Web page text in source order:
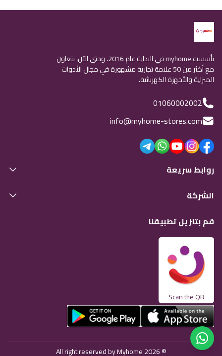
تأسست myhome في البداية عام 2016، وحتى الآن، نتعاون
مع أكثر من 50 علامة تجارية مشهورة في مجال الأدوات
المنزلية والأجهزة الكهربائية.
01060002002
info@myhome-stores.com
روابط سريعة
الشركة
قم بتنزيل تطبيقنا
Scan the QR
© 2026 All right reserved by Myhome